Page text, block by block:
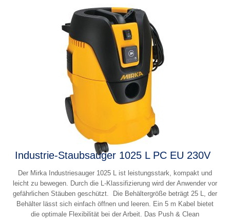
Verbrauchsmaterial
Werkzeug
Mirka
Industrie-Staubsauger 1025 L PC EU 230V
Der Mirka Industriesauger 1025 L ist leistungsstark, kompakt und
leicht zu bewegen. Durch die L-Klassifizierung wird der Anwender vor
gefährlichen Stäuben geschützt. Die Behältergröße beträgt 25 L, der
Behälter lässt sich einfach öffnen und leeren. Ein 5 m Kabel bietet
die optimale Flexibilität bei der Arbeit. Das Push & Clean